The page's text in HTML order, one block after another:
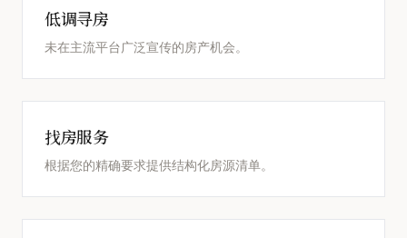
低调寻房
未在主流平台广泛宣传的房产机会。
找房服务
根据您的精确要求提供结构化房源清单。